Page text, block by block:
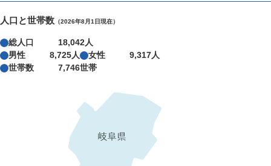
人口と世帯数 （2026年8月1日現在）
総人口
18,042人
男性
8,725人 女性
9,317人
世帯数
7,746世帯